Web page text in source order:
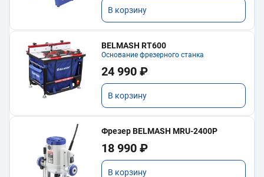
В корзину
BELMASH RT600
Основание фрезерного станка
24 990 ₽
В корзину
Фрезер BELMASH MRU-2400P
18 990 ₽
В корзину